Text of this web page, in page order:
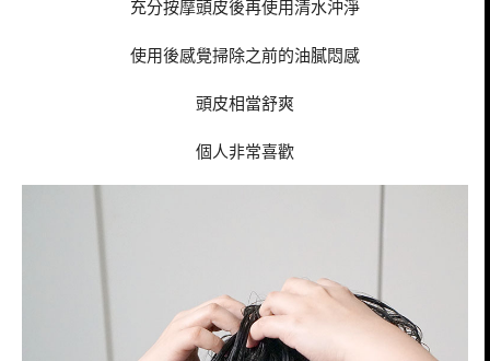
充分按摩頭皮後再使用清水沖淨
使用後感覺掃除之前的油膩悶感
頭皮相當舒爽
個人非常喜歡